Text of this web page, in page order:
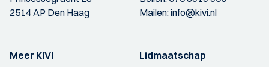
2514 AP Den Haag
Mailen:info@kivi.nl
Meer KIVI
Lidmaatschap